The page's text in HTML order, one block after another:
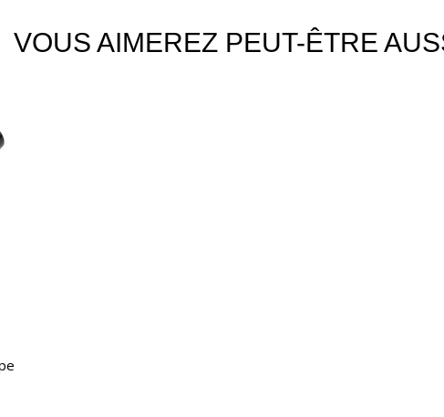
VOUS AIMEREZ PEUT-ÊTRE